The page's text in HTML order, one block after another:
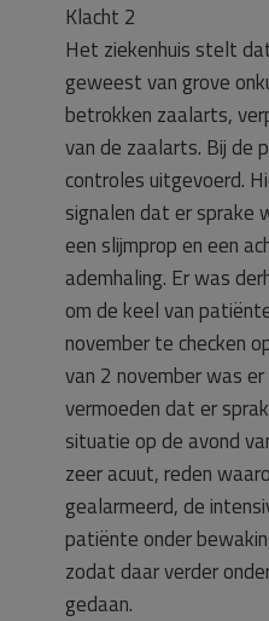
Klacht 2
Het ziekenhuis stelt
geweest van grove
betrokken zaalarts,
van de zaalarts. Bij de
controles uitgevoerd.
signalen dat er sprake
een slijmprop en een
ademhaling. Er was
om de keel van
november te checken
van 2 november was
vermoeden dat er
situatie op de avond
zeer acuut, reden
gealarmeerd, de
patiënte onder
zodat daar verder
gedaan.